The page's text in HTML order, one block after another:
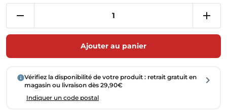
Ajouter au panier
Vérifiez la disponibilité de votre produit : retrait gratuit en
magasin ou livraison dès 29,90€
Indiquer un code postal